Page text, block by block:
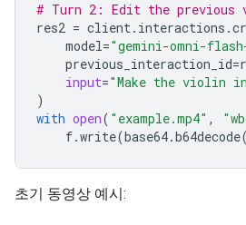
# Turn 2: Edit the previous
res2 = client. interactions .
model="gemini-omni-
previous_interaction_id=
input="Make the violin
)
with open( "example.mp4" ,
f.write(base64.b64decode(
초기 동영상 예시: